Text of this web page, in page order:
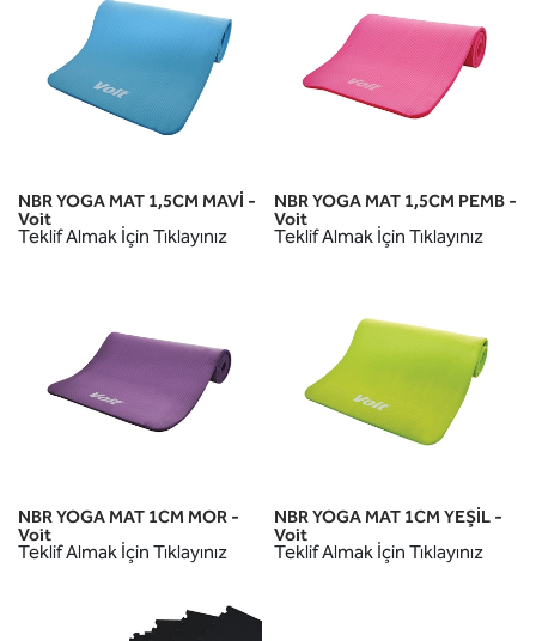
NBR YOGA MAT 1,5CM MAVİ -
Voit
Teklif Almak İçin Tıklayınız
NBR YOGA MAT 1,5CM PEMB -
Voit
Teklif Almak İçin Tıklayınız
NBR YOGA MAT 1CM MOR -
Voit
Teklif Almak İçin Tıklayınız
NBR YOGA MAT 1CM YEŞİL -
Voit
Teklif Almak İçin Tıklayınız